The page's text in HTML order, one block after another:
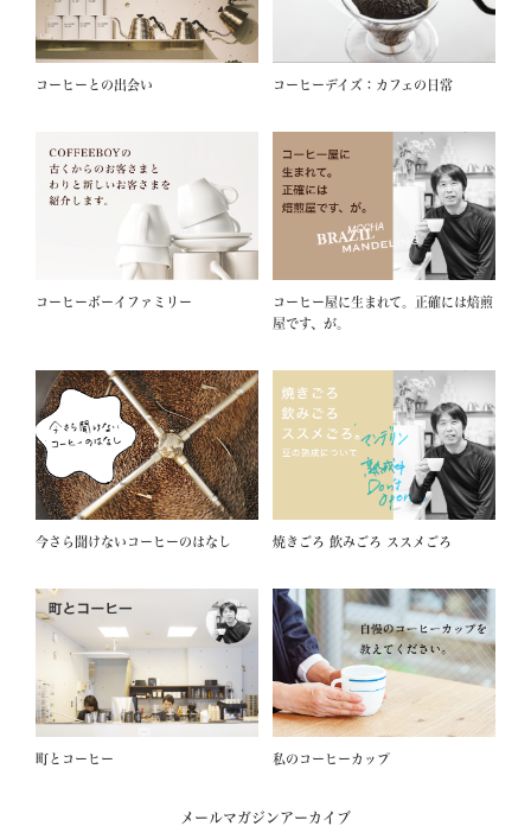
コーヒーとの出会い コーヒーデイズ：カフェの日常
コーヒーボーイファミリー
コーヒー屋に生まれて。正確には焙煎
屋です、が。
今さら聞けないコーヒーのはなし 焼きごろ 飲みごろ ススメごろ
町とコーヒー 私のコーヒーカップ
メールマガジンアーカイブ